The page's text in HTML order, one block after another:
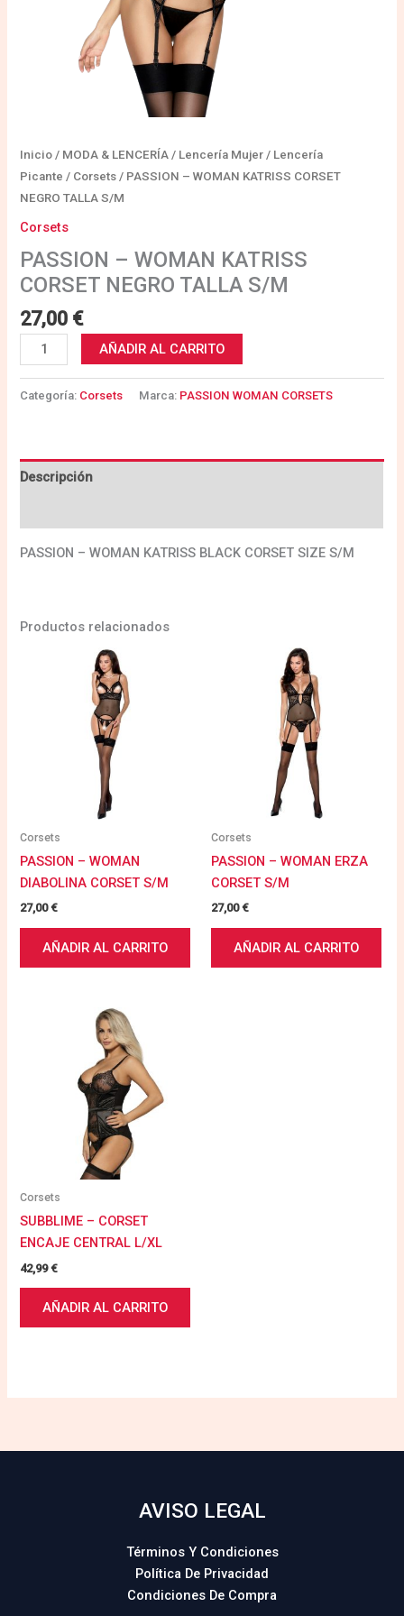
Inicio / MODA & LENCERÍA / Lencería Mujer / Lencería
Picante / Corsets / PASSION – WOMAN KATRISS CORSET
NEGRO TALLA S/M
Corsets
PASSION – WOMAN KATRISS
CORSET NEGRO TALLA S/M
27,00 €
AÑADIR AL CARRITO
Categoría: Corsets Marca: PASSION WOMAN CORSETS
Descripción
PASSION – WOMAN KATRISS BLACK CORSET SIZE S/M
Productos relacionados
Corsets
PASSION – WOMAN
DIABOLINA CORSET S/M
27,00€
AÑADIR AL CARRITO
Corsets
PASSION – WOMAN ERZA
CORSET S/M
27,00€
AÑADIR AL CARRITO
Corsets
SUBBLIME – CORSET
ENCAJE CENTRAL L/XL
42,99€
AÑADIR AL CARRITO
AVISO LEGAL
Términos Y Condiciones
Política De Privacidad
Condiciones De Compra